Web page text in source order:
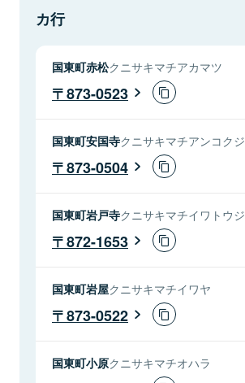
カ行
国東町赤松クニサキマチアカマツ
873-0523
国東町安国寺クニサキマチアンコクジ
873-0504
国東町岩戸寺クニサキマチイワトウジ
872-1653
国東町岩屋クニサキマチイワヤ
873-0522
国東町小原クニサキマチオハラ